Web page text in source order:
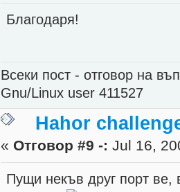
Благодаря!
Всеки пост - отговор на
Gnu/Linux user 411527
Hahor
« Отговор #9 -: Jul 16,
Пущи некъв друг порт ве,